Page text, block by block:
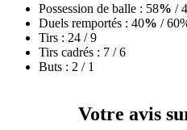
Possession de balle : 58% /
Duels remportés : 40% /
Tirs : 24 / 9
Tirs cadrés : 7 / 6
Buts : 2 / 1
Votre avis